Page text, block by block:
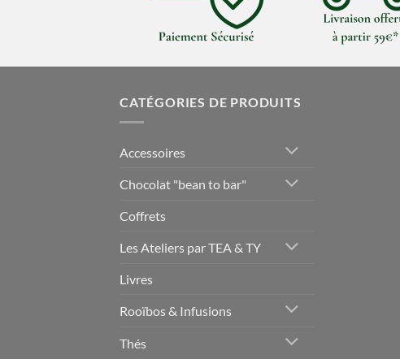
CATÉGORIES DE PRODUITS
Accessoires
Chocolat "bean to bar"
Coffrets
Les Ateliers par TEA & TY
Livres
Rooïbos & Infusions
Thés